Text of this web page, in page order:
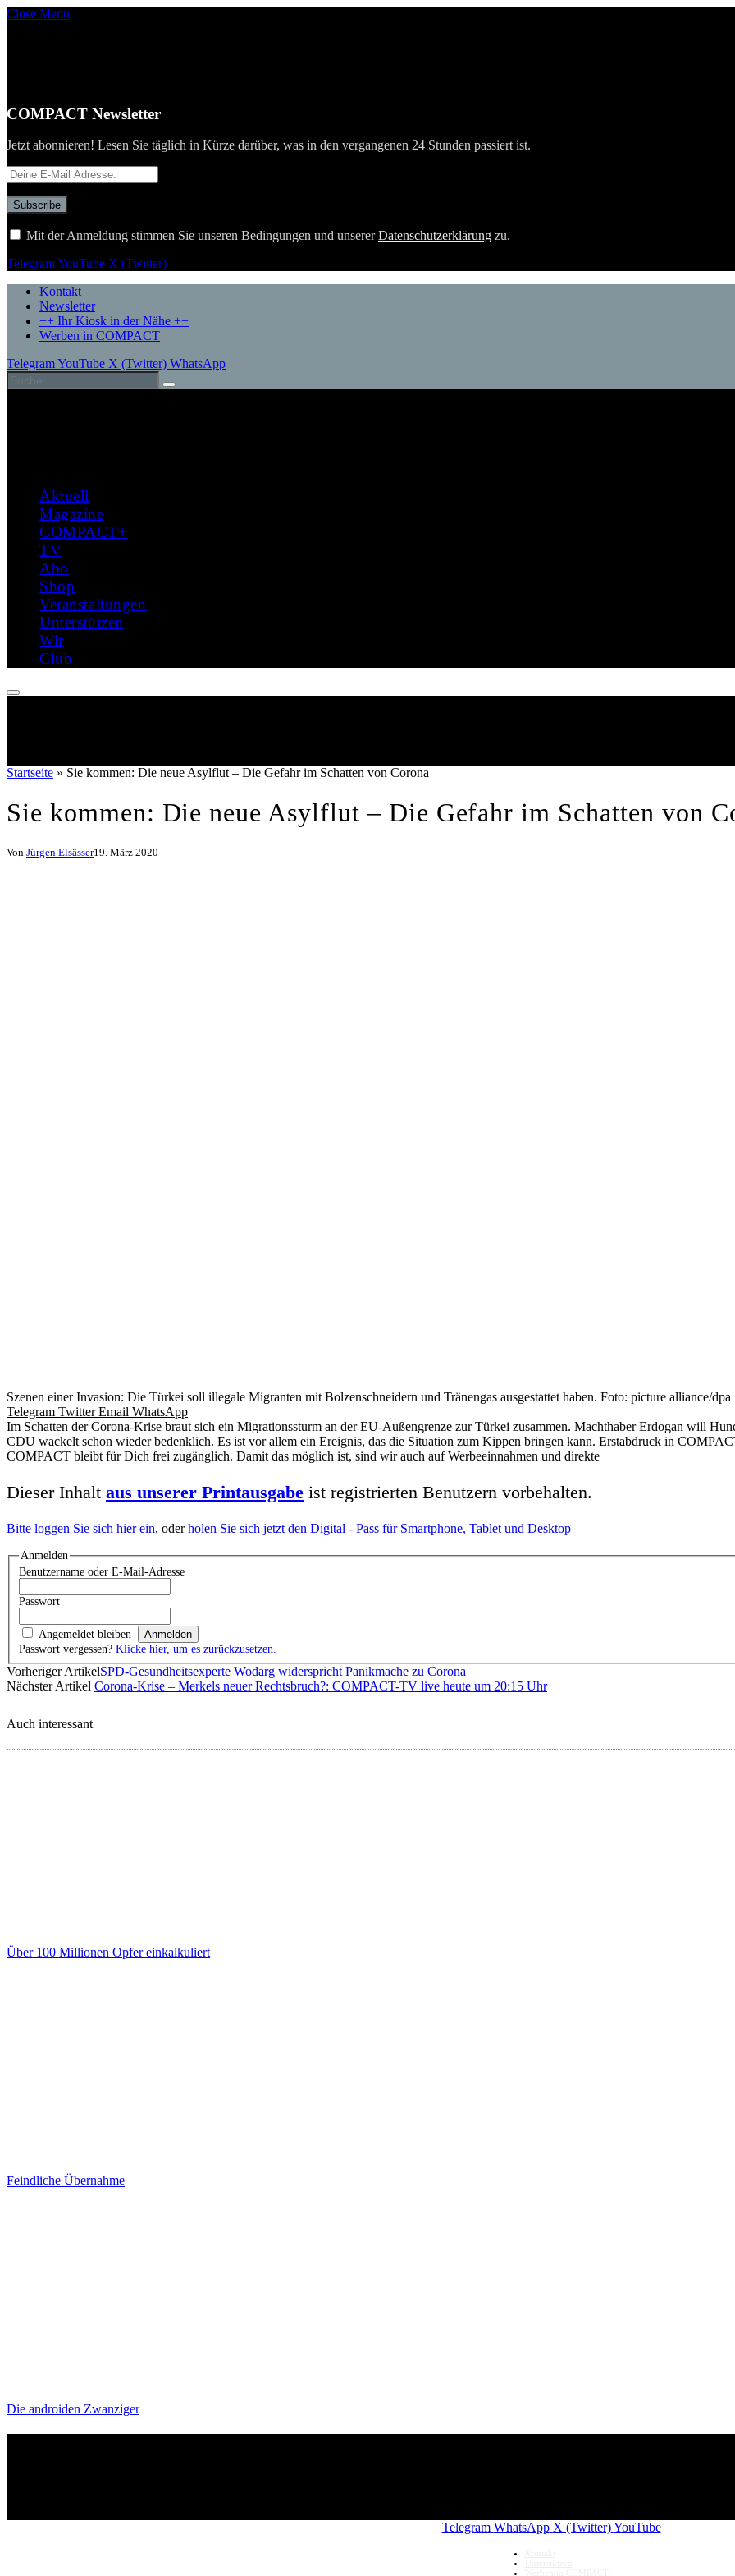
Close Menu
COMPACT Newsletter
Jetzt abonnieren! Lesen Sie täglich in Kürze darüber, was in den vergangenen 24 Stunden passiert ist.
Mit der Anmeldung stimmen Sie unseren Bedingungen und unsererDatenschutzerklärung zu.
TelegramYouTube X (Twitter)
Kontakt
Newsletter
++ Ihr Kiosk in der Nähe ++
Werben in COMPACT
TelegramYouTube X (Twitter) WhatsApp
Aktuell
Magazine
COMPACT+
TV
Abo
Shop
Veranstaltungen
Unterstützen
Wir
Club
Startseite » Sie kommen: Die neue Asylflut – Die Gefahr im Schatten von Corona
Sie kommen: Die neue Asylflut – Die Gefahr im Schatten von
Von Jürgen Elsässer19. März 2020
Szenen einer Invasion: Die Türkei soll illegale Migranten mit Bolzenschneidern und Tränengas ausgestattet haben. Foto: picture alliance/dpa
Telegram Twitter Email WhatsApp
Im Schatten der Corona-Krise braut sich ein Migrationssturm an der EU-Außengrenze zur Türkei zusammen. Machthaber Erdogan will
CDU wackelt schon wieder bedenklich. Es ist vor allem ein Ereignis, das die Situation zum Kippen bringen kann. Erstabdruck in
COMPACT bleibt für Dich frei zugänglich. Damit das möglich ist, sind wir auch auf Werbeeinnahmen und direkte
Dieser Inhalt aus unserer Printausgabe ist registrierten Benutzern vorbehalten.
Bitte loggen Sie sich hier ein, oderholen Sie sich jetzt den Digital - Pass für Smartphone, Tablet und Desktop
Anmelden
Benutzername oder E-Mail-Adresse
Passwort
Angemeldet bleiben
Passwort vergessen? Klicke hier, um es zurückzusetzen.
Vorheriger ArtikelSPD-Gesundheitsexperte Wodarg widerspricht Panikmache zu Corona
Nächster Artikel Corona-Krise – Merkels neuer Rechtsbruch?: COMPACT-TV live heute um 20:15 Uhr
Auch interessant
Über 100 Millionen Opfer einkalkuliert
Feindliche Übernahme
Die androiden Zwanziger
Telegram WhatsApp X (Twitter) YouTube